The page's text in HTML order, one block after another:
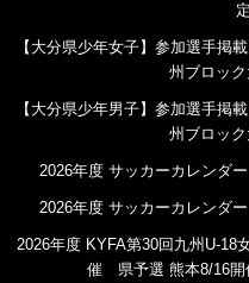
【大分県少年女子】参加選手掲
州ブロック
【大分県少年男子】参加選手掲
州ブロック
2026年度 サッカーカレンダ
2026年度 サッカーカレンダ
2026年度 KYFA第30回九州U-18
催 県予選 熊本8/16開